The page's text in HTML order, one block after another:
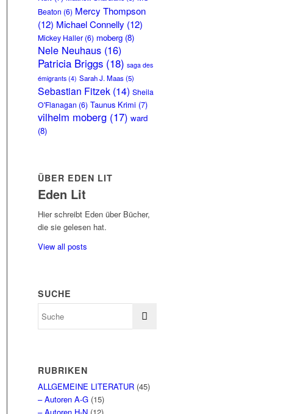
Beaton (6) Mercy Thompson
(12) Michael Connelly (12)
Mickey Haller (6) moberg (8)
Nele Neuhaus (16)
Patricia Briggs (18) saga des
émigrants (4) Sarah J. Maas(5)
Sebastian Fitzek (14) Sheila
O'Flanagan (6) Taunus Krimi (7)
vilhelm moberg (17) ward
(8)
ÜBER EDEN LIT
Eden Lit
Hier schreibt Eden über Bücher,
die sie gelesen hat.
View all posts
SUCHE
RUBRIKEN
ALLGEMEINE LITERATUR (45)
– Autoren A-G (15)